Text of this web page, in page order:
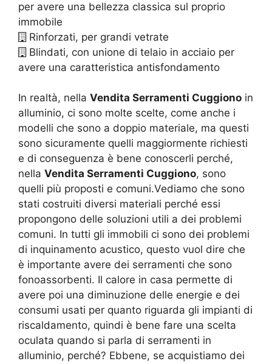
per avere una bellezza classica sul proprio
immobile
Rinforzati, per grandi vetrate
Blindati, con unione di telaio in acciaio per
avere una caratteristica antisfondamento
In realtà, nella Vendita Serramenti Cuggiono in
alluminio, ci sono molte scelte, come anche i
modelli che sono a doppio materiale, ma questi
sono sicuramente quelli maggiormente richiesti
e di conseguenza è bene conoscerli perché,
nella Vendita Serramenti Cuggiono, sono
quelli più proposti e comuni.Vediamo che sono
stati costruiti diversi materiali perché essi
propongono delle soluzioni utili a dei problemi
comuni. In tutti gli immobili ci sono dei problemi
di inquinamento acustico, questo vuol dire che
è importante avere dei serramenti che sono
fonoassorbenti. Il calore in casa permette di
avere poi una diminuzione delle energie e dei
consumi usati per quanto riguarda gli impianti di
riscaldamento, quindi è bene fare una scelta
oculata quando si parla di serramenti in
alluminio, perché? Ebbene, se acquistiamo dei